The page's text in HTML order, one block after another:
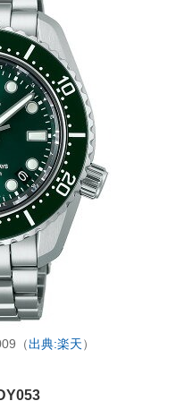
（出典:楽天）